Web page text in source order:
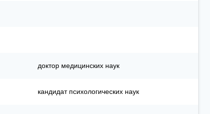
доктор медицинских наук
кандидат психологических наук